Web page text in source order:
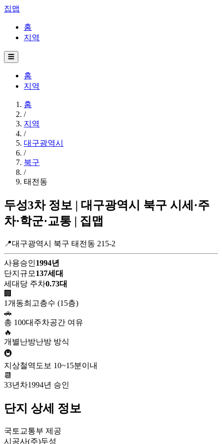
집맵
홈
지역
☰
홈
지역
홈
/
지역
/
대구광역시
/
북구
/
태전동
두성3차 정보 | 대구광역시 북구 시세·주
차·학군·교통 | 집맵
📍대구광역시 북구 태전동 215-2
사용승인1994년
단지규모 137세대
세대당 주차0.73대
🏢
1개동최고층수 (15층)
🚗
총 100대 주차공간 여유
🔥
개별난방난방 방식
🚇
지상철역 도보 10~15분이내
📆
33년차1994년 승인
단지 상세 정보
국토교통부 제공
시공사(주)두성